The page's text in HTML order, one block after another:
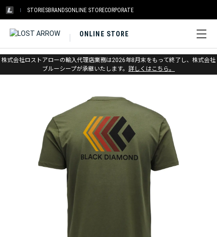
STORIESBRANDSONLINE STORECORPORATE
ONLINE STORE
株式会社ロストアローの輸入代理店業務は2026年8月末をもって終了し、株式会社
ブルーシープが承継いたします。 詳しくはこちら。
ホーム > ブラックダイヤモンド > アパレル > トップス > Tシャツ